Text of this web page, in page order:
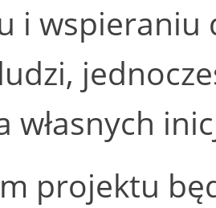
i wspieraniu
własnych
projektu